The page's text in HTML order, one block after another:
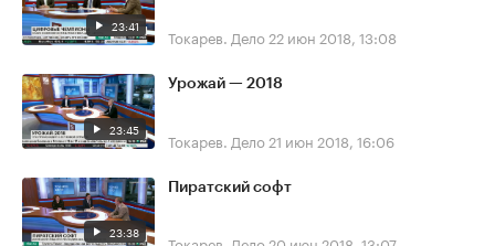
23:41 Токарев. Дело 22 июн 2018, 13:08
23:45
Урожай — 2018
Токарев. Дело 21 июн 2018, 16:06
23:38
Пиратский софт